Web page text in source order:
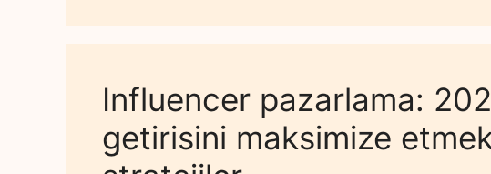
Influencer pazarlama:
getirisini maksimize